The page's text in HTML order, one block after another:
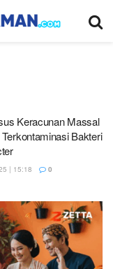
Keracunan Massal
Bakteri
| 15:18 0